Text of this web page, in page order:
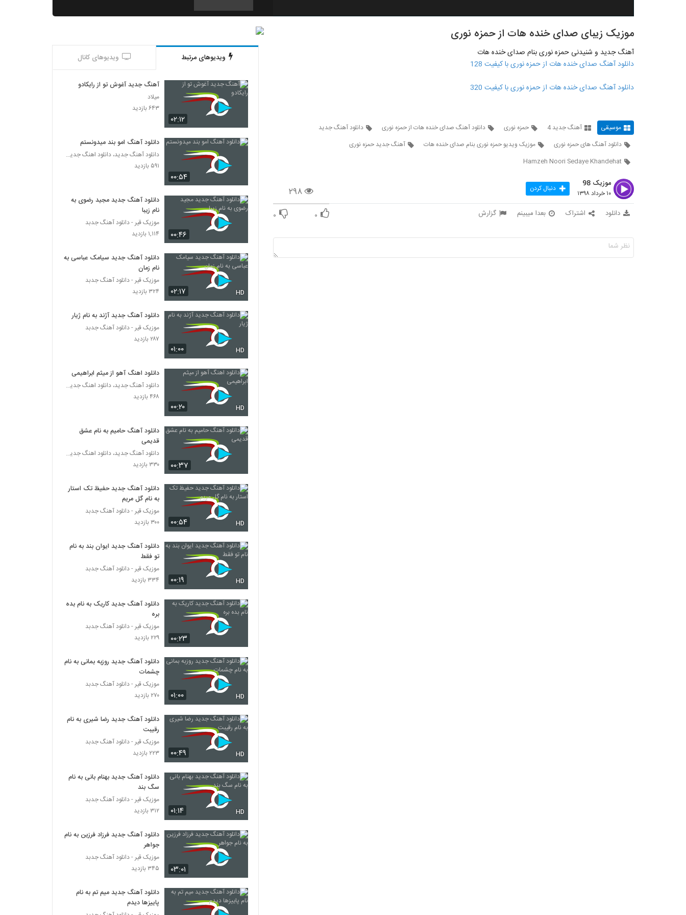
3642
دانلود آهنگ جدید و زیبای ادریس قجاوند با نام
۳۲۹ بازدید
دانلود آهنگ نیام یو کی سر به زیر
۲۴۴ بازدید
دانلود آهنگ جدید و زیبای سامان خسروی با نام
قرار بود بمونی
۳۳۷ بازدید
دانلود آهنگ سیاوش کبیر دریای موهات
۲۸۴ بازدید
حسین توکلی آهنگ عاشقانه بیا
موزیک زیبای دیر اومدی از رضا قراگوزلو
۲۸۹ بازدید
موزیک زیبای صدایت میزنم از سعید جاوید
دانلود آهنگ اشکان نوایی بهاری پر از ارغوان (به
همراه مهتاب سرداری)
۲۷۱ بازدید
آهنگ پرسه از حسین برزگر(پاپ)
۲۹۸ بازدید
ظاهرا آرومم
۲۸۹ بازدید
دانلود آهنگ هر جای شهر از علی یاسینی
۳۶۴ بازدید
آهنگ حمزه شیخ حسینی بنام تو همونی
۴۰۳ بازدید
بابک رهنما آهنگ Careless Whisper
۳۳۴ بازدید
دانلود آهنگ علی سعیدی منم مثل تو دیوونم
۳۴۸ بازدید
آهنگ بنیامین محیا بنام قول میدم
۳۲۵ بازدید
Dehghan Rabeteh)
۲۵۴ بازدید
آهنگ حضرت عشق از شایان غفاری(پاپ)
۳۵۱ بازدید
دانلود آهنگ محمد طالبی ببار بارون
(Mohammad Talebi Bebar Baroon)
۲۹۰ بازدید
آهنگ غرور از الون(پاپ)
۳۰۶ بازدید
Amir Rashidan Divonehtar
۲۷۳ بازدید
موزیک زیبای صدای خنده هات از حمزه نوری
آهنگ جدید و شنیدنی حمزه نوری بنام صدای خنده هات
دانلود آهنگ صدای خنده هات از حمزه نوری با کیفیت 128
دانلود آهنگ صدای خنده هات از حمزه نوری با کیفیت 320
موسیقی آهنگ جدید 4 حمزه نوری دانلود آهنگ صدای خنده هات از حمزه نوری
دانلود آهنگ جدید
دانلود آهنگ های حمزه نوری
موزیک ویدیو حمزه نوری بنام صدای خنده هات
آهنگ جدید حمزه نوری
Hamzeh Noori Sedaye Khandehat
۲۹۸
موزیک 98
۱۰ خرداد ۱۳۹۸ دنبال کردن
دانلود اشتراک بعدا میبینم گزارش ۰ ۰
ویدیوهای مرتبط ویدیوهای کانال
۰۲:۱۲
آهنگ جدید آغوش تو از رایکادو
میلاد
۶۴۳ بازدید
۰۰:۵۴
دانلود آهنگ امو بند میدونستم
دانلود آهنگ جدید، دانلود اهنگ جدید ایرانی
۵۹۱ بازدید
۰۰:۴۶
دانلود آهنگ جدید مجید رضوی به
نام زیبا
موزیک قیر - دانلود آهنگ جدبد
۱,۱۱۴ بازدید
۰۲:۱۷ HD
دانلود آهنگ جدید سیامک عباسی به
نام زمان
موزیک قیر - دانلود آهنگ جدبد
۳۲۴ بازدید
۰۱:۰۰ HD
دانلود آهنگ جدید آژند به نام ژیار
موزیک قیر - دانلود آهنگ جدبد
۲۸۷ بازدید
۰۰:۲۰ HD
دانلود اهنگ آهو از میثم ابراهیمی
دانلود آهنگ جدید، دانلود اهنگ جدید ایرانی
۴۶۸ بازدید
۰۰:۳۷
دانلود آهنگ حامیم به نام عشق
قدیمی
دانلود آهنگ جدید، دانلود اهنگ جدید ایرانی
۳۳۰ بازدید
۰۰:۵۴ HD
دانلود آهنگ جدید حفیظ تک استار
به نام گل مریم
موزیک قیر - دانلود آهنگ جدبد
۳۰۰ بازدید
۰۰:۱۹ HD
دانلود آهنگ جدید ایوان بند به نام
تو فقط
موزیک قیر - دانلود آهنگ جدبد
۳۳۴ بازدید
۰۰:۲۳
دانلود آهنگ جدید کاریک به نام بده
بره
موزیک قیر - دانلود آهنگ جدبد
۲۲۹ بازدید
۰۱:۰۰ HD
دانلود آهنگ جدید روزبه بمانی به نام
چشمات
موزیک قیر - دانلود آهنگ جدبد
۲۷۰ بازدید
۰۰:۴۹ HD
دانلود آهنگ جدید رضا شیری به نام
رقیبت
موزیک قیر - دانلود آهنگ جدبد
۲۲۳ بازدید
۰۱:۱۴ HD
دانلود آهنگ جدید بهنام بانی به نام
سگ بند
موزیک قیر - دانلود آهنگ جدبد
۳۱۲ بازدید
۰۳:۰۱
دانلود آهنگ جدید فرزاد فرزین به نام
جواهر
موزیک قیر - دانلود آهنگ جدبد
۳۴۵ بازدید
دانلود آهنگ جدید میم تم به نام
پاییزها دیدم